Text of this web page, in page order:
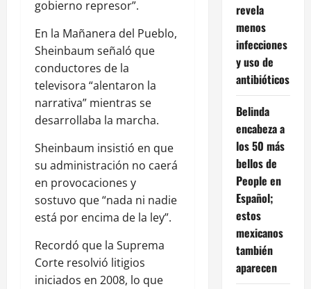
gobierno represor”.
En la Mañanera del Pueblo,
Sheinbaum señaló que
conductores de la
televisora “alentaron la
narrativa” mientras se
desarrollaba la marcha.
Sheinbaum insistió en que
su administración no caerá
en provocaciones y
sostuvo que “nada ni nadie
está por encima de la ley”.
Recordó que la Suprema
Corte resolvió litigios
iniciados en 2008, lo que
revela
menos
infecciones
y uso de
antibióticos
Belinda
encabeza a
los 50 más
bellos de
People en
Español;
estos
mexicanos
también
aparecen